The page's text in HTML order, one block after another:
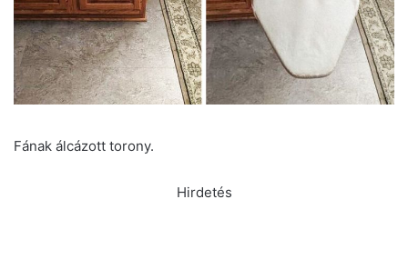
Fának álcázott torony.
Hirdetés